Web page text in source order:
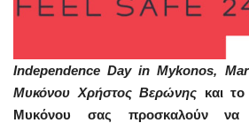
Independence Day in Mykonos,
Μυκόνου Χρήστος Βερώνης και
Μυκόνου σας προσκαλούν να